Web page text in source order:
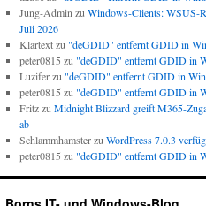
Jung-Admin zu Windows-Clients: WSUS-
Juli 2026
Klartextzu "deGDID" entfernt GDID in
peter0815 zu "deGDID" entfernt GDID in
Luziferzu "deGDID" entfernt GDID in
peter0815 zu "deGDID" entfernt GDID in
Fritzzu Midnight Blizzard greift M365-
ab
Schlammhamsterzu WordPress 7.0.3
peter0815 zu "deGDID" entfernt GDID in